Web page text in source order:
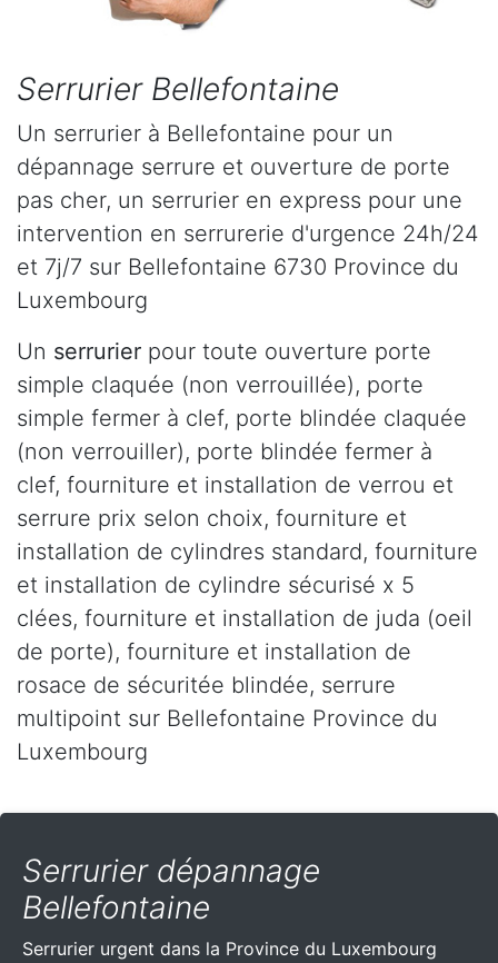
Serrurier Bellefontaine
Un serrurier à Bellefontaine pour un
dépannage serrure et ouverture de porte
pas cher, un serrurier en express pour une
intervention en serrurerie d'urgence 24h/24
et 7j/7 sur Bellefontaine 6730 Province du
Luxembourg
Un serrurier pour toute ouverture porte
simple claquée (non verrouillée), porte
simple fermer à clef, porte blindée claquée
(non verrouiller), porte blindée fermer à
clef, fourniture et installation de verrou et
serrure prix selon choix, fourniture et
installation de cylindres standard, fourniture
et installation de cylindre sécurisé x 5
clées, fourniture et installation de juda (oeil
de porte), fourniture et installation de
rosace de sécuritée blindée, serrure
multipoint sur Bellefontaine Province du
Luxembourg
Serrurier dépannage
Bellefontaine
Serrurier urgent dans la Province du Luxembourg